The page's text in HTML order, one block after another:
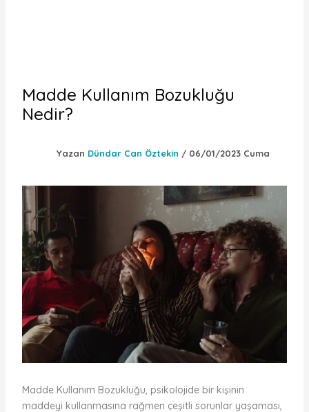
Madde Kullanım Bozukluğu
Nedir?
Yazan Dündar Can Öztekin / 06/01/2023 Cuma
Madde Kullanım Bozukluğu, psikolojide bir kişinin
maddeyi kullanmasına rağmen çeşitli sorunlar yaşaması,